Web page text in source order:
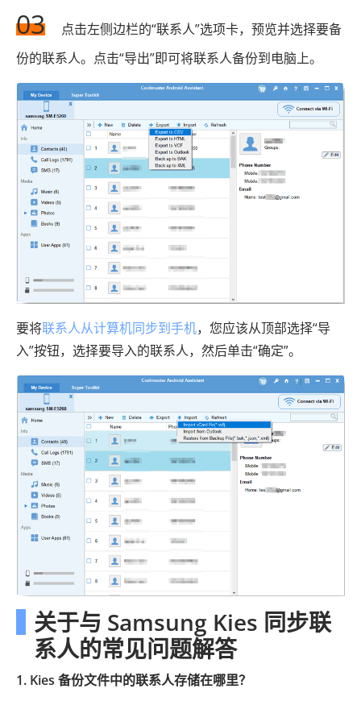
03
点击左侧边栏的“联系人”选项卡，预览并选择要备
份的联系人。点击“导出”即可将联系人备份到电脑上。
要将联系人从计算机同步到手机，您应该从顶部选择“导
入”按钮，选择要导入的联系人，然后单击“确定”。
关于与 Samsung Kies 同步联
系人的常见问题解答
1. Kies 备份文件中的联系人存储在哪里？